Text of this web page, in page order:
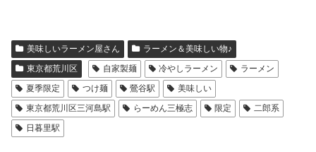
美味しいラーメン屋さん
ラーメン＆美味しい物♪
東京都荒川区
自家製麺 冷やしラーメン
ラーメン
夏季限定
つけ麺 鶯谷駅
美味しい
東京都荒川区三河島駅
らーめん三極志 限定
二郎系
日暮里駅